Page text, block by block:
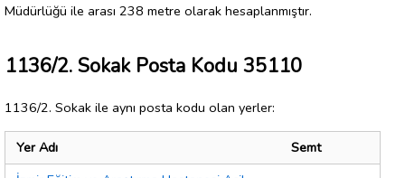
Müdürlüğü ile arası 238 metre olarak hesaplanmıştır.
1136/2. Sokak Posta Kodu 35110
1136/2. Sokak ile aynı posta kodu olan yerler:
Yer Adı
Semt